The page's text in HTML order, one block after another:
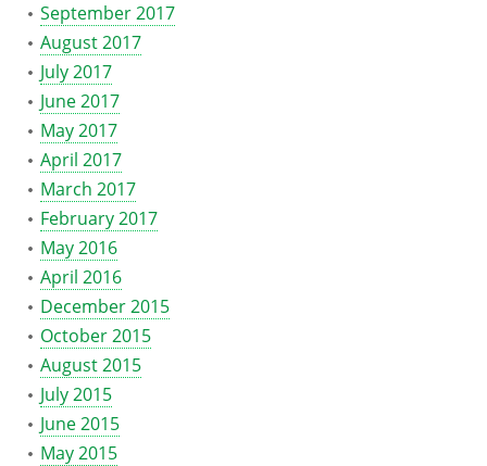
September 2017
August 2017
July 2017
June 2017
May 2017
April 2017
March 2017
February 2017
May 2016
April 2016
December 2015
October 2015
August 2015
July 2015
June 2015
May 2015